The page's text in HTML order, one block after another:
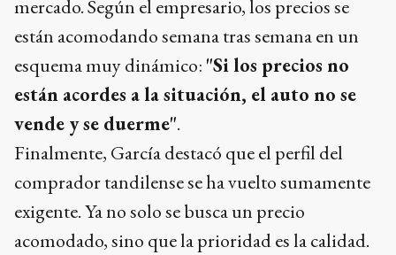
mercado. Según el empresario, los precios se
están acomodando semana tras semana en un
esquema muy dinámico: "Si los precios no
están acordes a la situación, el auto no se
vende y se duerme".
Finalmente, García destacó que el perfil del
comprador tandilense se ha vuelto sumamente
exigente. Ya no solo se busca un precio
acomodado, sino que la prioridad es la calidad.